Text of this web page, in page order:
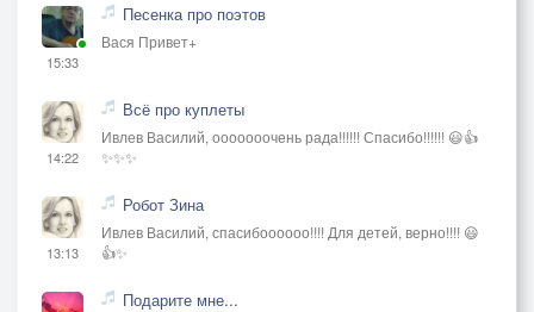
15:33
Песенка про поэтов
Вася Привет+
14:22
Всё про куплеты
Ивлев Василий, ооооооочень рада!!!!!! Спасибо!!!!!! 😃👍
✨✨✨
13:13
Робот Зина
Ивлев Василий, спасибоооооо!!!! Для детей, верно!!!! 😃
👍✨
Подарите мне...